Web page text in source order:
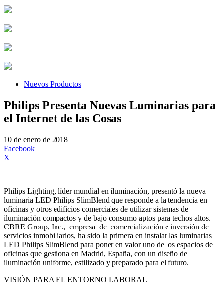
Nuevos Productos
Philips Presenta Nuevas Luminarias para
el Internet de las Cosas
10 de enero de 2018
Facebook
X
Philips Lighting, líder mundial en iluminación, presentó la nueva
luminaria LED Philips SlimBlend que responde a la tendencia en
oficinas y otros edificios comerciales de utilizar sistemas de
iluminación compactos y de bajo consumo aptos para techos altos.
CBRE Group, Inc., empresa de comercialización e inversión de
servicios inmobiliarios, ha sido la primera en instalar las luminarias
LED Philips SlimBlend para poner en valor uno de los espacios de
oficinas que gestiona en Madrid, España, con un diseño de
iluminación uniforme, estilizado y preparado para el futuro.
VISIÓN PARA EL ENTORNO LABORAL